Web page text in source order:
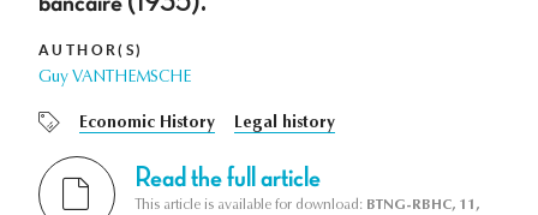
AUTHOR(S)
Guy VANTHEMSCHE
Economic History Legal history
Read the full article
This article is available for download: BTNG-RBHC, 11,